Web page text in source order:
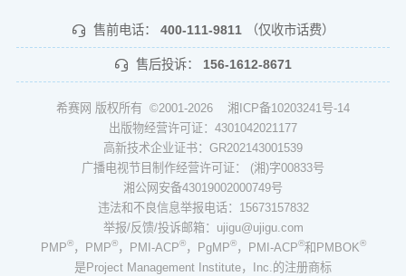
售前电话： 400-111-9811 （仅收市话费）
售后投诉： 156-1612-8671
希赛网 版权所有 ©2001-2026 湘ICP备10203241号-14
出版物经营许可证：4301042021177
高新技术企业证书：GR202143001539
广播电视节目制作经营许可证： (湘)字00833号
湘公网安备43019002000749号
违法和不良信息举报电话：15673157832
举报/反馈/投诉邮箱：ujigu@ujigu.com
PMP®，PMP®，PMI-ACP®，PgMP®，PMI-ACP®和PMBOK®
是Project Management Institute，Inc.的注册商标